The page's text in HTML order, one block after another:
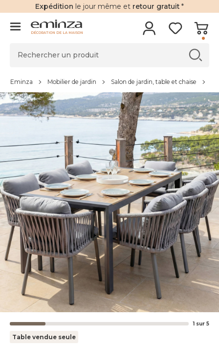
Expédition le jour même et retour gratuit *
DÉCORATION DE LA MAISON
Eminza Mobilier de jardin Salon de jardin, table et chaise
1 sur 5
Table vendue seule